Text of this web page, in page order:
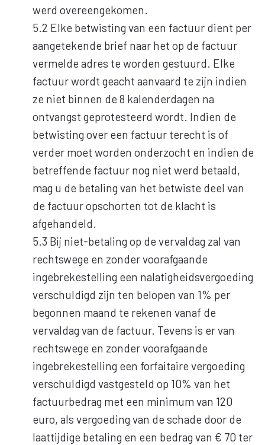
werd overeengekomen.
5.2 Elke betwisting van een factuur dient per
aangetekende brief naar het op de factuur
vermelde adres te worden gestuurd. Elke
factuur wordt geacht aanvaard te zijn indien
ze niet binnen de 8 kalenderdagen na
ontvangst geprotesteerd wordt. Indien de
betwisting over een factuur terecht is of
verder moet worden onderzocht en indien de
betreffende factuur nog niet werd betaald,
mag u de betaling van het betwiste deel van
de factuur opschorten tot de klacht is
afgehandeld.
5.3 Bij niet-betaling op de vervaldag zal van
rechtswege en zonder voorafgaande
ingebrekestelling een nalatigheidsvergoeding
verschuldigd zijn ten belopen van 1% per
begonnen maand te rekenen vanaf de
vervaldag van de factuur. Tevens is er van
rechtswege en zonder voorafgaande
ingebrekestelling een forfaitaire vergoeding
verschuldigd vastgesteld op 10% van het
factuurbedrag met een minimum van 120
euro, als vergoeding van de schade door de
laattijdige betaling en een bedrag van € 70 ter